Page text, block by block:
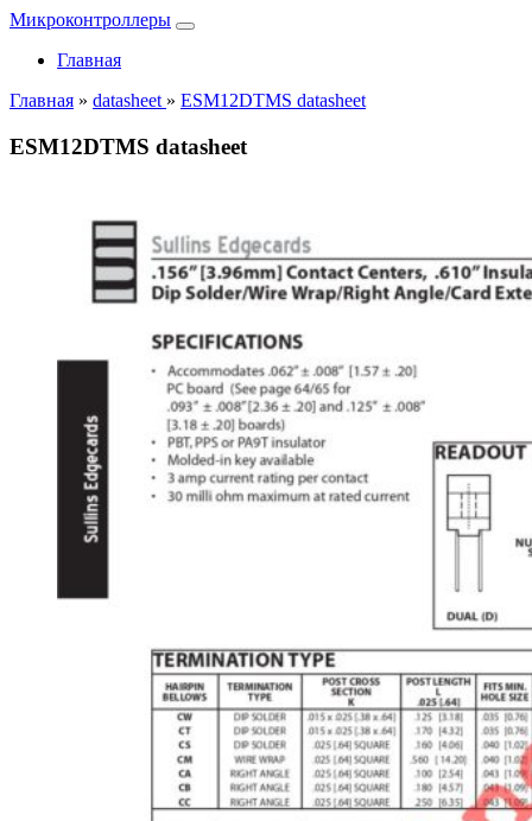
Микроконтроллеры
Главная
Главная » datasheet » ESM12DTMS datasheet
ESM12DTMS datasheet